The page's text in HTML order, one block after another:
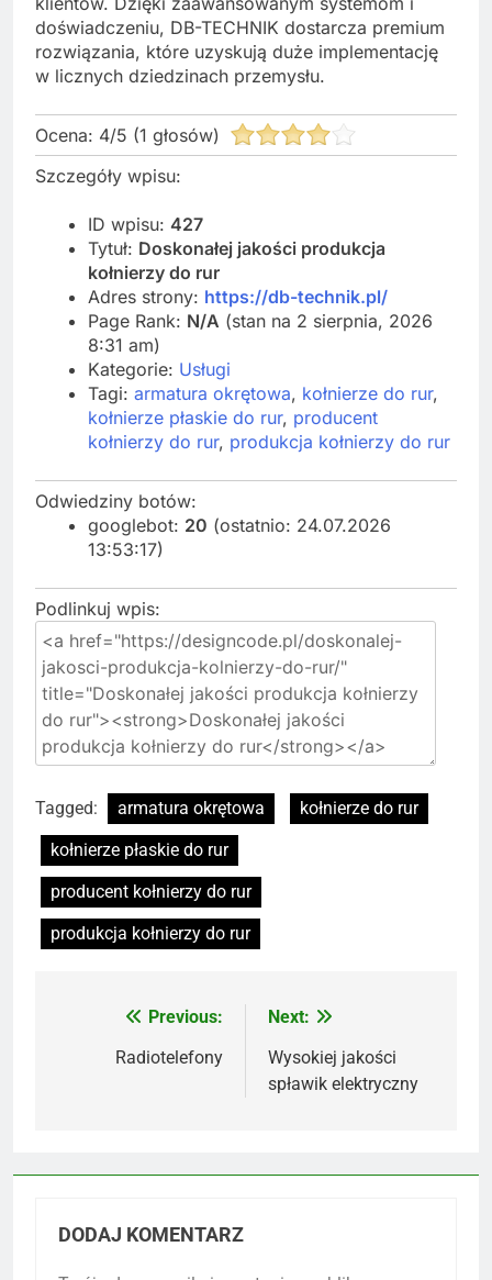
doświadczeniu, DB-TECHNIK dostarcza premium
rozwiązania, które uzyskują duże implementację
w licznych dziedzinach przemysłu.
Ocena: 4/5 (1 głosów)
Szczegóły wpisu:
ID wpisu: 427
Tytuł: Doskonałej jakości produkcja
kołnierzy do rur
Adres strony: https://db-technik.pl/
Page Rank: N/A (stan na 2 sierpnia, 2026
8:31 am)
Kategorie: Usługi
Tagi: armatura okrętowa, kołnierze do rur,
kołnierze płaskie do rur, producent
kołnierzy do rur, produkcja kołnierzy do rur
Odwiedziny botów:
googlebot: 20 (ostatnio: 24.07.2026
13:53:17)
Podlinkuj wpis:
Tagged: armatura okrętowa
kołnierze do rur
kołnierze płaskie do rur
producent kołnierzy do rur
produkcja kołnierzy do rur
Nawigacja
wpisu
Previous:
Radiotelefony
Next:
Wysokiej jakości
spławik elektryczny
DODAJ KOMENTARZ